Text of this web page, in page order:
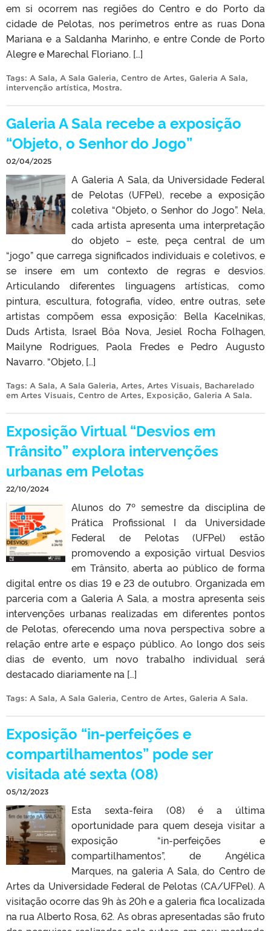
em si ocorrem nas regiões do Centro e do Porto da
cidade de Pelotas, nos perímetros entre as ruas Dona
Mariana e a Saldanha Marinho, e entre Conde de Porto
Alegre e Marechal Floriano. […]
Tags: A Sala, A Sala Galeria, Centro de Artes, Galeria A Sala,
intervenção artística, Mostra.
Galeria A Sala recebe a exposição
“Objeto, o Senhor do Jogo”
02/04/2025
A Galeria A Sala, da Universidade Federal
de Pelotas (UFPel), recebe a exposição
coletiva “Objeto, o Senhor do Jogo”. Nela,
cada artista apresenta uma interpretação
do objeto – este, peça central de um
“jogo” que carrega significados individuais e coletivos, e
se insere em um contexto de regras e desvios.
Articulando diferentes linguagens artísticas, como
pintura, escultura, fotografia, vídeo, entre outras, sete
artistas compõem essa exposição: Bella Kacelnikas,
Duds Artista, Israel Bôa Nova, Jesiel Rocha Folhagen,
Mailyne Rodrigues, Paola Fredes e Pedro Augusto
Navarro. “Objeto, […]
Tags: A Sala, A Sala Galeria, Artes, Artes Visuais, Bacharelado
em Artes Visuais, Centro de Artes, Exposição, Galeria A Sala.
Exposição Virtual “Desvios em
Trânsito” explora intervenções
urbanas em Pelotas
22/10/2024
Alunos do 7º semestre da disciplina de
Prática Profissional I da Universidade
Federal de Pelotas (UFPel) estão
promovendo a exposição virtual Desvios
em Trânsito, aberta ao público de forma
digital entre os dias 19 e 23 de outubro. Organizada em
parceria com a Galeria A Sala, a mostra apresenta seis
intervenções urbanas realizadas em diferentes pontos
de Pelotas, oferecendo uma nova perspectiva sobre a
relação entre arte e espaço público. Ao longo dos seis
dias de evento, um novo trabalho individual será
destacado diariamente na […]
Tags: A Sala, A Sala Galeria, Centro de Artes, Galeria A Sala.
Exposição “in-perfeições e
compartilhamentos” pode ser
visitada até sexta (08)
05/12/2023
Esta sexta-feira (08) é a última
oportunidade para quem deseja visitar a
exposição “in-perfeições e
compartilhamentos”, de Angélica
Marques, na galeria A Sala, do Centro de
Artes da Universidade Federal de Pelotas (CA/UFPel). A
visitação ocorre das 9h às 20h e a galeria fica localizada
na rua Alberto Rosa, 62. As obras apresentadas são fruto